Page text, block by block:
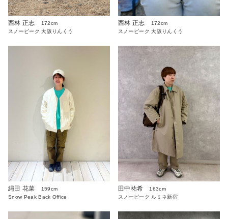
西林 正志
172cm
スノーピーク 大阪りんくう
西林 正志
172cm
スノーピーク 大阪りんくう
縄田 花菜
159cm
Snow Peak Back Office
田中祐希
163cm
スノーピーク ルミネ新宿